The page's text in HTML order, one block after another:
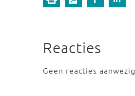
Reacties
Geen reacties aanwezig